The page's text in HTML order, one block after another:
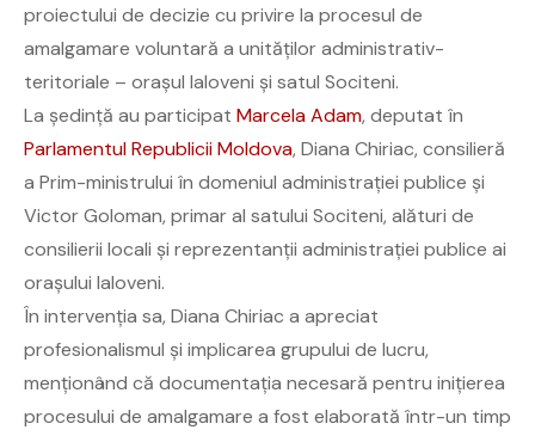
proiectului de decizie cu privire la procesul de
amalgamare voluntară a unităților administrativ-
teritoriale – orașul Ialoveni și satul Sociteni.
La ședință au participat Marcela Adam, deputat în
Parlamentul Republicii Moldova, Diana Chiriac, consilieră
a Prim-ministrului în domeniul administrației publice și
Victor Goloman, primar al satului Sociteni, alături de
consilierii locali și reprezentanții administrației publice ai
orașului Ialoveni.
În intervenția sa, Diana Chiriac a apreciat
profesionalismul și implicarea grupului de lucru,
menționând că documentația necesară pentru inițierea
procesului de amalgamare a fost elaborată într-un timp